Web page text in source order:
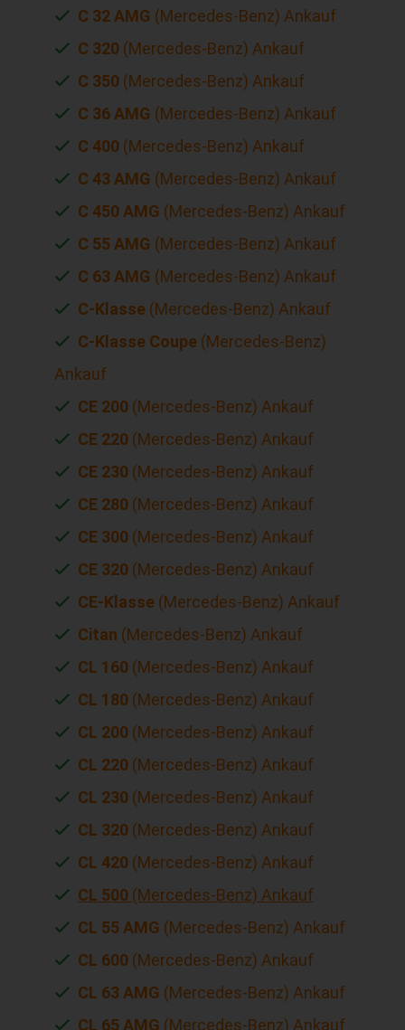
C 32 AMG (Mercedes-Benz) Ankauf
C 320 (Mercedes-Benz) Ankauf
C 350 (Mercedes-Benz) Ankauf
C 36 AMG (Mercedes-Benz) Ankauf
C 400 (Mercedes-Benz) Ankauf
C 43 AMG (Mercedes-Benz) Ankauf
C 450 AMG (Mercedes-Benz) Ankauf
C 55 AMG (Mercedes-Benz) Ankauf
C 63 AMG (Mercedes-Benz) Ankauf
C-Klasse (Mercedes-Benz) Ankauf
C-Klasse Coupe (Mercedes-Benz)
Ankauf
CE 200 (Mercedes-Benz) Ankauf
CE 220 (Mercedes-Benz) Ankauf
CE 230 (Mercedes-Benz) Ankauf
CE 280 (Mercedes-Benz) Ankauf
CE 300 (Mercedes-Benz) Ankauf
CE 320 (Mercedes-Benz) Ankauf
CE-Klasse (Mercedes-Benz) Ankauf
Citan (Mercedes-Benz) Ankauf
CL 160 (Mercedes-Benz) Ankauf
CL 180 (Mercedes-Benz) Ankauf
CL 200 (Mercedes-Benz) Ankauf
CL 220 (Mercedes-Benz) Ankauf
CL 230 (Mercedes-Benz) Ankauf
CL 320 (Mercedes-Benz) Ankauf
CL 420 (Mercedes-Benz) Ankauf
CL 500 (Mercedes-Benz) Ankauf
CL 55 AMG (Mercedes-Benz) Ankauf
CL 600 (Mercedes-Benz) Ankauf
CL 63 AMG (Mercedes-Benz) Ankauf
CL 65 AMG (Mercedes-Benz) Ankauf